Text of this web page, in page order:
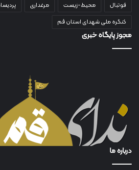
فوتبال
محیط-زیست مرغداری
کنگره ملی شهدای استان قم
مجوز پایگاه خبری
درباره ما